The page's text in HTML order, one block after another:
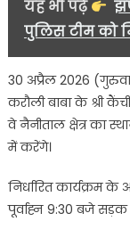
यह भी पढ़ें
पुलिस टीम को
30 अप्रैल 2026
करौली बाबा के श्री
वे नैनीताल क्षेत्र का
में करेंगे।
निर्धारित कार्यक्रम
पूर्वाह्न 9:30 बजे